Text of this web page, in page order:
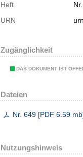
Heft
URN
Zugänglichkeit
DAS DOKUMENT IST
Dateien
Nr. 649 [PDF 6.59 mb
Nutzungshinweis